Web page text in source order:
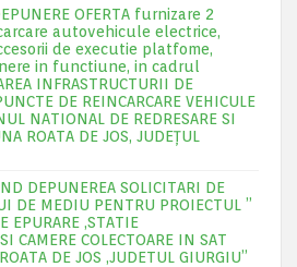
OFERTA furnizare 2
autovehicule electrice,
de executie platfome,
in functiune, in cadrul
INFRASTRUCTURII DE
DE REINCARCARE VEHICULE
NATIONAL DE REDRESARE SI
ROATA DE JOS, JUDEŢUL
DEPUNEREA SOLICITARI DE
DE MEDIU PENTRU PROIECTUL ”
EPURARE ,STATIE
CAMERE COLECTOARE IN SAT
DE JOS ,JUDETUL GIURGIU”